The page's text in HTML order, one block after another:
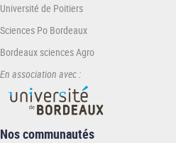
Université de Poitiers
Sciences Po Bordeaux
Bordeaux sciences Agro
En association avec :
Nos communautés